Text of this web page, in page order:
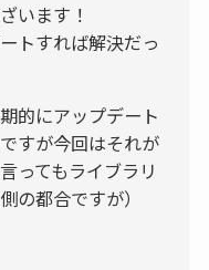
います！
トすれば解決だっ
的にアップデート
すが今回はそれが
ってもライブラリ
の都合ですが）